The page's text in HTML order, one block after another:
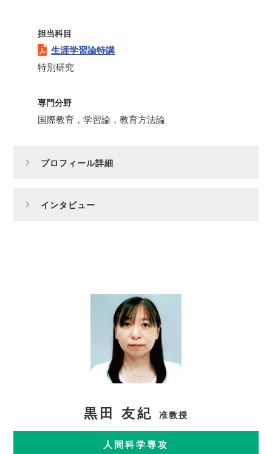
担当科目
生涯学習論特講
特別研究
専門分野
国際教育，学習論，教育方法論
プロフィール詳細
インタビュー
黒田 友紀 准教授
人間科学専攻